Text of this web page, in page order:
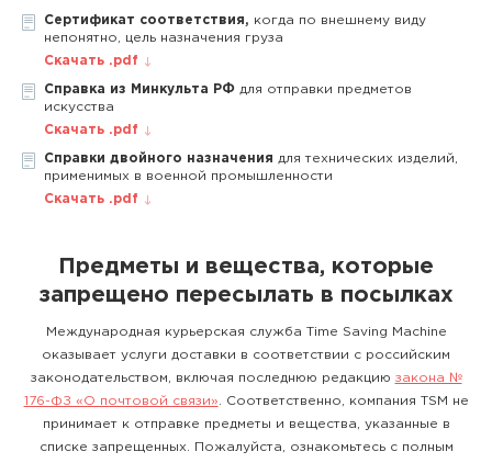
Сертификат соответствия, когда по внешнему виду
непонятно, цель назначения груза
Скачать .pdf
Справка из Минкульта РФ для отправки предметов
искусства
Скачать .pdf
Справки двойного назначения для технических изделий,
применимых в военной промышленности
Скачать .pdf
Предметы и вещества, которые
запрещено пересылать в посылках
Международная курьерская служба Time Saving Machine
оказывает услуги доставки в соответствии с российским
законодательством, включая последнюю редакцию закона №
176-ФЗ «О почтовой связи» . Соответственно, компания TSM не
принимает к отправке предметы и вещества, указанные в
списке запрещенных. Пожалуйста, ознакомьтесь с полным